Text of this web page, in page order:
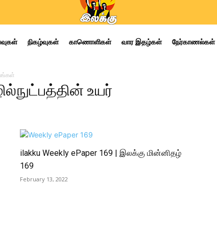
நிகழ்வுகள் காணொளிகள் வார இதழ்கள் நேர்காணல்கள்
உயர்
ilakku Weekly ePaper 169 | இலக்கு மின்னிதழ்
169
February 13, 2022